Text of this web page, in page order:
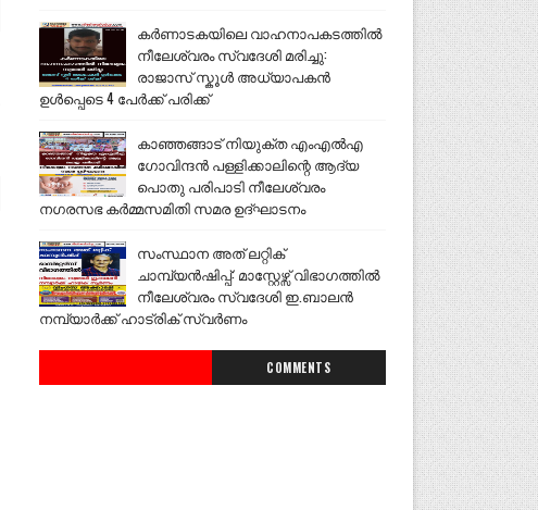
കർണാടകയിലെ വാഹനാപകടത്തിൽ
നീലേശ്വരം സ്വദേശി മരിച്ചു:
രാജാസ് സ്കൂൾ അധ്യാപകൻ
ഉൾപ്പെടെ 4 പേർക്ക് പരിക്ക്
കാഞ്ഞങ്ങാട് നിയുക്ത എംഎൽഎ
ഗോവിന്ദൻ പള്ളിക്കാലിന്റെ ആദ്യ
പൊതു പരിപാടി നീലേശ്വരം
നഗരസഭ കർമ്മസമിതി സമര ഉദ്ഘാടനം
സംസ്ഥാന അത് ലറ്റിക്
ചാമ്പ്യൻഷിപ്പ്: മാസ്റ്റേഴ്സ് വിഭാഗത്തിൽ
നീലേശ്വരം സ്വദേശി ഇ.ബാലൻ
നമ്പ്യാർക്ക് ഹാട്രിക് സ്വർണം
COMMENTS